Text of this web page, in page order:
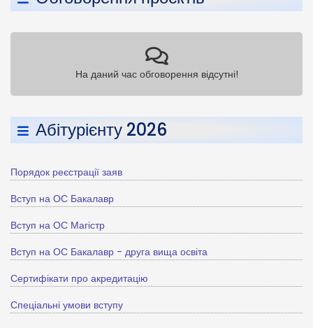
На даний час обговорення відсутні!
Абітурієнту 2026
Порядок реєстрації заяв
Вступ на ОС Бакалавр
Вступ на ОС Магістр
Вступ на ОС Бакалавр - друга вища освіта
Сертифікати про акредитацію
Спеціальні умови вступу